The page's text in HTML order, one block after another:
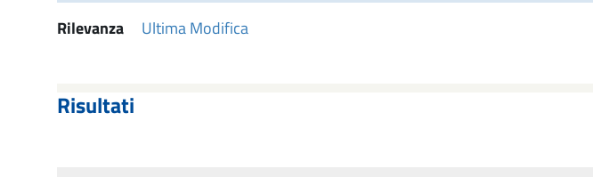
Rilevanza Ultima Modifica
Risultati